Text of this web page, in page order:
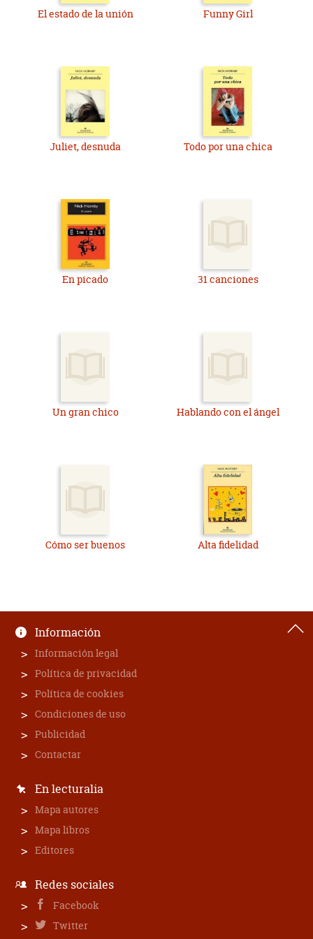
El estado de la unión Funny Girl
Juliet, desnuda Todo por una chica
En picado 31 canciones
Un gran chico Hablando con el ángel
Cómo ser buenos Alta fidelidad
Información
Información legal
Política de privacidad
Política de cookies
Condiciones de uso
Publicidad
Contactar
En lecturalia
Mapa autores
Mapa libros
Editores
Redes sociales
Facebook
Twitter